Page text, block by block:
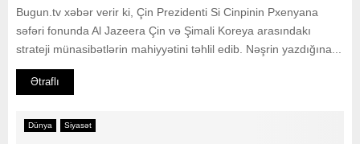
Bugun.tv xəbər verir ki, Çin Prezidenti Si Cinpinin Pxenyana
səfəri fonunda Al Jazeera Çin və Şimali Koreya arasındakı
strateji münasibətlərin mahiyyətini təhlil edib. Nəşrin yazdığına...
Ətraflı
Dünya Siyasət